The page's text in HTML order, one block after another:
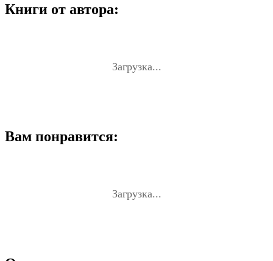
Книги от автора:
Загрузка...
Вам понравится:
Загрузка...